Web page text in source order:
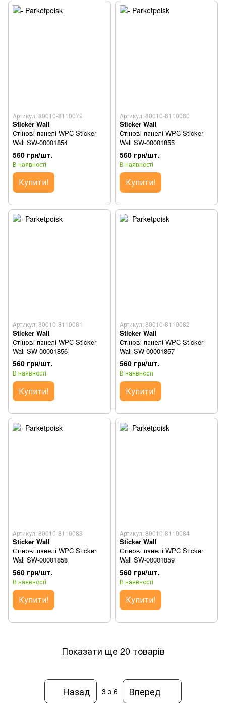
Артикул: 80010-8110079
Sticker Wall
Стінові панелі WPC Sticker
Wall SW-00001854
560 грн/шт.
В наявності
Купити!
Артикул: 80010-8110080
Sticker Wall
Стінові панелі WPC Sticker
Wall SW-00001855
560 грн/шт.
В наявності
Купити!
Артикул: 80010-8110081
Sticker Wall
Стінові панелі WPC Sticker
Wall SW-00001856
560 грн/шт.
В наявності
Купити!
Артикул: 80010-8110082
Sticker Wall
Стінові панелі WPC Sticker
Wall SW-00001857
560 грн/шт.
В наявності
Купити!
Артикул: 80010-8110083
Sticker Wall
Стінові панелі WPC Sticker
Wall SW-00001858
560 грн/шт.
В наявності
Купити!
Артикул: 80010-8110084
Sticker Wall
Стінові панелі WPC Sticker
Wall SW-00001859
560 грн/шт.
В наявності
Купити!
Показати ще 20 товарів
Назад 3 з 6 Вперед